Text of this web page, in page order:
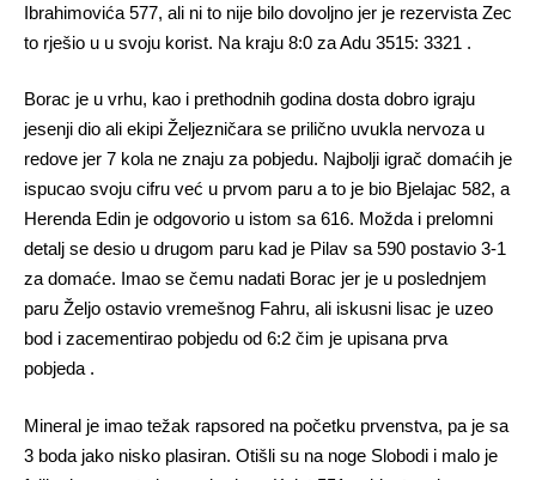
Ibrahimovića 577, ali ni to nije bilo dovoljno jer je rezervista Zec
to rješio u u svoju korist. Na kraju 8:0 za Adu 3515: 3321 .
Borac je u vrhu, kao i prethodnih godina dosta dobro igraju
jesenji dio ali ekipi Željezničara se prilično uvukla nervoza u
redove jer 7 kola ne znaju za pobjedu. Najbolji igrač domaćih je
ispucao svoju cifru već u prvom paru a to je bio Bjelajac 582, a
Herenda Edin je odgovorio u istom sa 616. Možda i prelomni
detalj se desio u drugom paru kad je Pilav sa 590 postavio 3-1
za domaće. Imao se čemu nadati Borac jer je u poslednjem
paru Željo ostavio vremešnog Fahru, ali iskusni lisac je uzeo
bod i zacementirao pobjedu od 6:2 čim je upisana prva
pobjeda .
Mineral je imao težak rapsored na početku prvenstva, pa je sa
3 boda jako nisko plasiran. Otišli su na noge Slobodi i malo je